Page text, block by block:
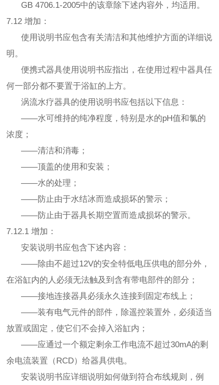
GB 4706.1-2005中的该章除下述内容外，均适用。
7.12 增加：
使用说明书应包含有关清洁和其他维护方面的详细说
明。
便携式器具使用说明书应指出，在使用过程中器具任
何一部分都不要置于浴缸的上方。
涡流水疗器具的使用说明书应包括以下信息：
——水可维持的纯净程度，特别是水的pH值和氯的
浓度；
——清洁和消毒；
——顶盖的使用和安装；
——水的处理；
——防止由于水结冰而造成损坏的警示；
——防止由于器具长期空置而造成损坏的警示。
7.12.1 增加：
安装说明书应包含下述内容：
——除由不超过12V的安全特低电压供电的部分外，
在浴缸内的人必须无法触及到含有带电部件的部分；
——接地连接器具必须永久连接到固定布线上；
——装有电气元件的部件，除遥控装置外，必须适当
放置或固定，使它们不会掉入浴缸内；
——应通过一个额定剩余工作电流不超过30mA的剩
余电流装置（RCD）给器具供电。
安装说明书应详细说明如何做到符合布线规则，例